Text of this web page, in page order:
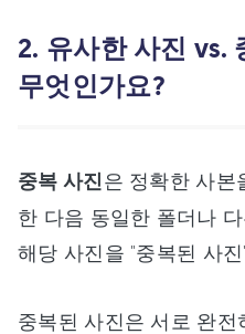
2. 유사한 사진 vs.
무엇인가요?
중복 사진은 정확한 사본
한 다음 동일한 폴더나
해당 사진을 "중복된 사
중복된 사진은 서로 완